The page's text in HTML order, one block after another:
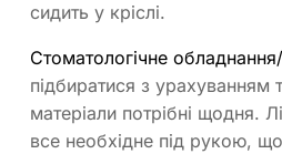
сидить у кріслі.
Стоматологічне
підбиратися з урахуванням
матеріали потрібні щодня.
все необхідне під рукою,